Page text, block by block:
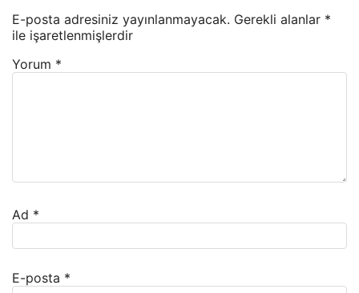
E-posta adresiniz yayınlanmayacak. Gerekli alanlar *
ile işaretlenmişlerdir
Yorum *
Ad *
E-posta *